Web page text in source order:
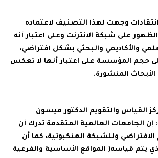
وجهت لهذا التصنيف لاعتماده
على شبكة الانترنت وعلى اعتبار أنه
والأكاديمي والبحثي بشكل افتراضي،
حجم المؤسسة على اعتبار أنها لا تعكس
المنشورة.
القياس والتقويم الدكتور ميسون
الجامعات العالمية المتقدمة تدرك أن
وللشبكة العنكبوتية، كما أن
يتم قياسه( المواقع الأساسية والفرعية